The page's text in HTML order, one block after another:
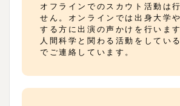
オフラインでのスカウト活動は
せん。オンラインでは出身大学
する方に出演の声かけを行いま
人間科学と関わる活動をしてい
でご連絡しています。